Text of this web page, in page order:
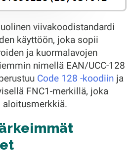
viivakoodistandardi
käyttöön, joka sopii
ja kuormalavojen
nimellä EAN/UCC-128
Code 128 -koodiin ja
FNC1-merkillä, joka